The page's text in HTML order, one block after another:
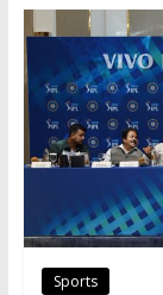
Sports